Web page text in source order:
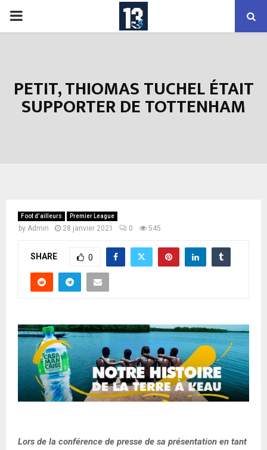
PRIMARY
PETIT, THIOMAS TUCHEL ÉTAIT
SUPPORTER DE TOTTENHAM
Foot d’ailleurs Premier League
by Admin 28 janvier 2021 0 545
SHARE 0
Lors de la conférence de presse de sa présentation en tant